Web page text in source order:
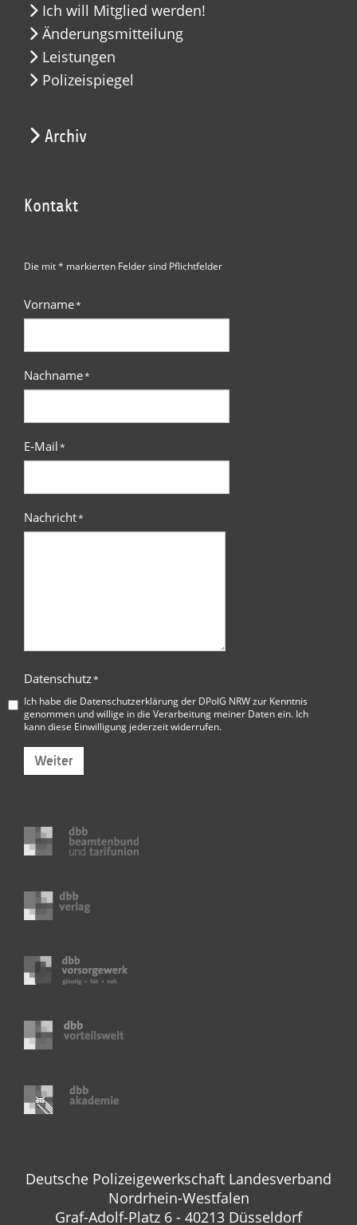
Ich will Mitglied werden!
Änderungsmitteilung
Leistungen
Polizeispiegel
Archiv
Kontakt
Die mit * markierten Felder sind Pflichtfelder
Vorname*
Nachname*
E-Mail*
Nachricht*
Datenschutz*
Ich habe die Datenschutzerklärung der DPolG NRWzur Kenntnis
genommen und willige in die Verarbeitung meiner Daten ein. Ich
kann diese Einwilligung jederzeit widerrufen.
Weiter
Deutsche Polizeigewerkschaft Landesverband
Nordrhein-Westfalen
Graf-Adolf-Platz 6 - 40213 Düsseldorf